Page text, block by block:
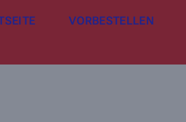
VORBESTELLEN